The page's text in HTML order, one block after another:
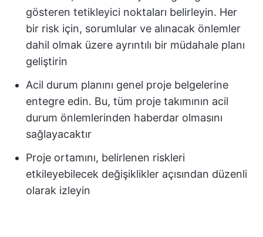
gösteren tetikleyici noktaları belirleyin. Her
bir risk için, sorumlular ve alınacak önlemler
dahil olmak üzere ayrıntılı bir müdahale planı
geliştirin
Acil durum planını genel proje belgelerine
entegre edin. Bu, tüm proje takımının acil
durum önlemlerinden haberdar olmasını
sağlayacaktır
Proje ortamını, belirlenen riskleri
etkileyebilecek değişiklikler açısından düzenli
olarak izleyin